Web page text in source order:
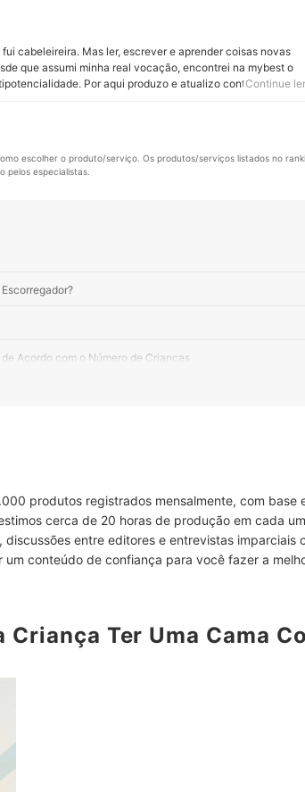
educação infantil. Atualmente é criadora de conteúdos no
material didático. Conheça mais sobre Bruna Gallo no
cabeleireira. Mas ler, escrever e aprender coisas novas
que assumi minha real vocação, encontrei na mybest o
Por aqui produzo e atualizo conteúdos
Continue
escolher o produto/serviço. Os produtos/serviços listados no
pelos especialistas.
Acordo com o Número de Crianças
Tempo
para Não Errar!
Mais Segurança Durante o Sono
Tragam Castelos e Cavernas
produtos registrados mensalmente, com base
cerca de 20 horas de produção em cada
entre editores e entrevistas imparciais
conteúdo de confiança para você fazer a
Ter Uma Cama